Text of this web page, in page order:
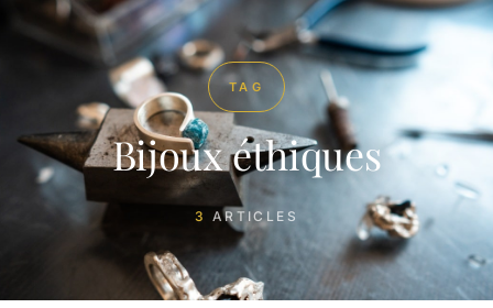
TAG
Bijoux éthiques
3 ARTICLES